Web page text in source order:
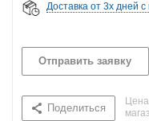
Доставка от 3х дней
Отправить заявку
Поделиться